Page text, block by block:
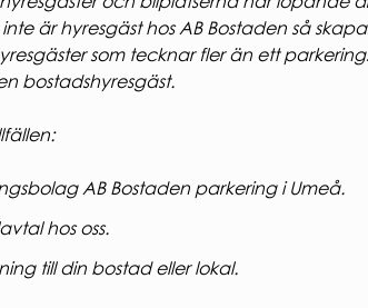
är hyresgäst hos AB Bostaden så
som tecknar fler än ett
bostadshyresgäst.
AB Bostaden parkering i Umeå.
hos oss.
till din bostad eller lokal.